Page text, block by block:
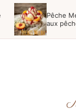
Aller
contenu
Pêche
aux